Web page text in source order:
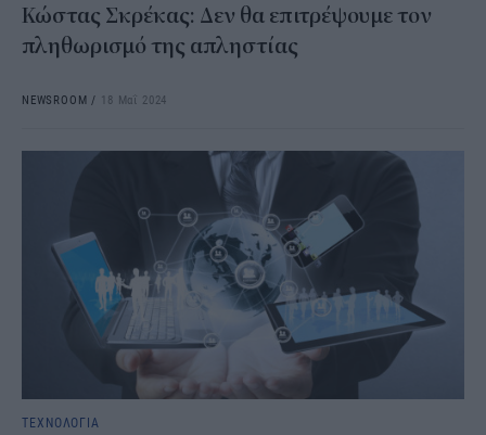
Κώστας Σκρέκας: Δεν θα επιτρέψουμε τον
πληθωρισμό της απληστίας
NEWSROOM / 18 Μαΐ 2024
ΤΕΧΝΟΛΟΓΙΑ